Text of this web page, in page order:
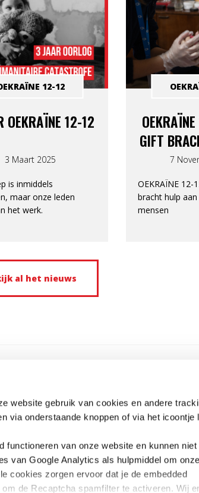
website gebruik van cookies en andere
via onderstaande knoppen of via het icoontje
functioneren van onze website en kunnen niet
van Google Analytics als hulpmiddel om onze
cookies zorgen ervoor dat je de embedded
de Recaptcha spamfilter te activeren. Wij
OEKRAÏNE 12-12
3 Maart 2025
is inmiddels
maar onze leden
het werk.
12-12
GIFT
1,27
OEKRAÏNE 12-
bracht hulp
mensen
al het nieuws
CONTACT
Consortium 12-12 (of Belgisch Consortium voor
Noodhulpsituaties)
Liefdadigheidsstraat 43/B, 1210 Brussel